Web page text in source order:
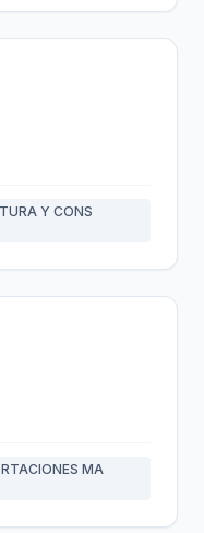
Y CONS
MA